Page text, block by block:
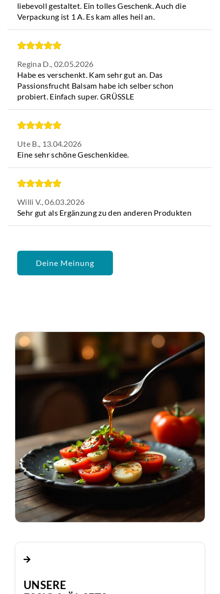
liebevoll gestaltet. Ein tolles Geschenk. Auch die
Verpackung ist 1 A. Es kam alles heil an.
Regina D., 02.05.2026
Habe es verschenkt. Kam sehr gut an. Das
Passionsfrucht Balsam habe ich selber schon
probiert. Einfach super. GRÜSSLE
Ute B.,
13.04.2026
Eine sehr schöne Geschenkidee.
Willi V.,06.03.2026
Sehr gut als Ergänzung zu den anderen Produkten
Deine Meinung
UNSERE